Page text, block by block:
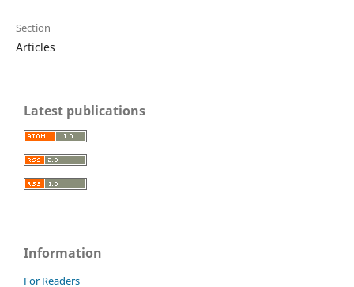
Section
Articles
Latest publications
Information
For Readers